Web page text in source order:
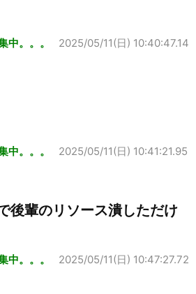
中。。。 2025/05/11(日) 10:40:47.14
中。。。 2025/05/11(日) 10:41:21.95
後輩のリソース潰しただけ
中。。。 2025/05/11(日) 10:47:27.72